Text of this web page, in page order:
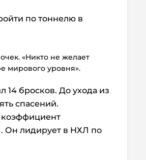
по тоннелю в
«Никто не желает
мирового уровня».
14 бросков. До ухода из
спасений.
коэффициент
. Он лидирует в НХЛ по